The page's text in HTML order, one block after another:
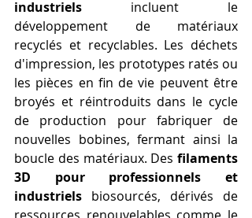
industriels incluent le
développement de matériaux
recyclés et recyclables. Les déchets
d'impression, les prototypes ratés ou
les pièces en fin de vie peuvent être
broyés et réintroduits dans le cycle
de production pour fabriquer de
nouvelles bobines, fermant ainsi la
boucle des matériaux. Des filaments
3D pour professionnels et
industriels biosourcés, dérivés de